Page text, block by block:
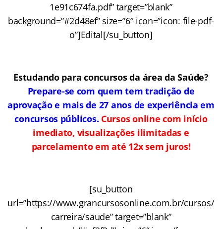
1e91c674fa.pdf” target=”blank”
background=”#2d48ef” size=”6″ icon=”icon: file-pdf-
o”]Edital[/su_button]
Estudando para concursos da área da Saúde?
Prepare-se com quem tem tradição de
aprovação e mais de 27 anos de experiência em
concursos públicos. Cursos online com início
imediato, visualizações ilimitadas e
parcelamento em até 12x sem juros!
[su_button
url=”https://www.grancursosonline.com.br/cursos/
carreira/saude” target=”blank”